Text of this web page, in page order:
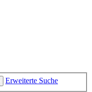
Erweiterte Suche